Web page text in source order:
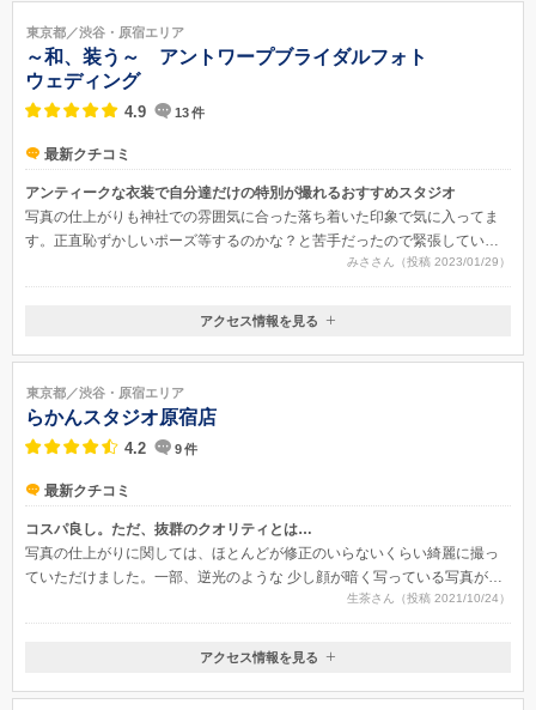
JR原宿駅竹下口or千代田線・副都心線 明治神宮前駅5番出口 ①明治通り
を新宿方面に向かって進む②東郷神社前の歩行者専用横断歩道を渡る③更
に明治通りを新宿方面に進む④鏡張りのエレベーター扉とレッドロックと
いうローストビーフ丼店が目印です⑤受付8階へどうぞ
東京都／渋谷・原宿エリア
～和、装う～ アントワープブライダルフォト
ウェディング
4.9 13件
最新クチコミ
アンティークな衣装で自分達だけの特別が撮れるおすすめスタジオ
写真の仕上がりも神社での雰囲気に合った落ち着いた印象で気に入ってま
す。正直恥ずかしいポーズ等するのかな？と苦手だったので緊張していた
みささん（投稿 2023/01/29）
東京都東京都渋谷区上原1-1-17 サウスエヌワイビル1F
東京メトロ千代田線「代々木公園駅」出口１（八幡口） 徒歩3分 小田
急線「代々木八幡駅」 徒歩3分
アクセス情報を見る
東京都／渋谷・原宿エリア
らかんスタジオ原宿店
4.2 9件
最新クチコミ
コスパ良し。ただ、抜群のクオリティとは…
写真の仕上がりに関しては、ほとんどが修正のいらないくらい綺麗に撮っ
ていただけました。一部、逆光のような 少し顔が暗く写っている写真があ
生茶さん（投稿 2021/10/24）
東京都渋谷区神宮前1-8-10 The Ice Cubes 5F
アクセス情報を見る